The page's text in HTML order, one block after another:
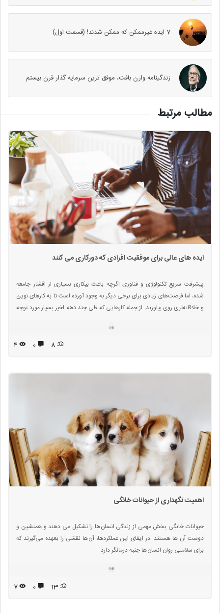
7 ایده غیرممکن که ممکن شدند! (قسمت اول)
زندگینامه وارن بافت، موفق ترین سرمایه گذار قرن بیستم
مطالب مرتبط
ایده های عالی برای موفقیت افرادی که دورکاری می کنند
پیشرفت سریع تکنولوژی و فناوری اگرچه باعث بیکاری بسیاری از اقشار جامعه
شده، اما فرصت‌های زیادی برای برخی دیگر به وجود آورده است تا به کارهای نوین
و خلاقانه‌تری روی بیاورند. از جمله کارهایی که طی چند دهه اخیر بسیار مورد توجه
مختلفی ارائه می‌دهد، از جمله اطلاع‌ رسانی و اخبار، فروشگاه‌های آنلاین،
سایت‌هایی جهت دانلود رسانه هرکدام از این بخش‌ها نیز به بخش‌های کوچک‌ تر
8 ۰ ۴
اهمیت نگهداری از حیوانات خانگی
حیوانات خانگی بخش مهمی از زندگی انسان ها را تشکیل می دهند و همنشین و
دوست آن ها هستند. در ایفای این عملکردها، آن ها نقشی را بعهده می‌گیرند که
برای سلامتی روان انسان ها جنبه درمانگر دارد.
13 ۰ ۷